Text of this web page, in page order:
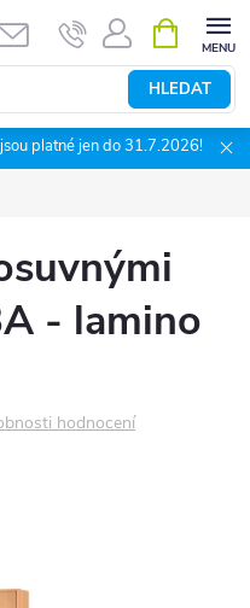
HLEDAT
NÁKUPNÍ
KOŠÍK
platné jen do 31.7.2026!
- lamino
hodnocení